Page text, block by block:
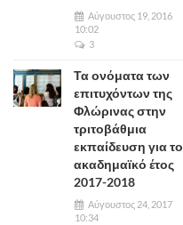
Αύγουστος 19, 2016
10:02
3
Τα ονόματα των
επιτυχόντων της
Φλώρινας στην
τριτοβάθμια
εκπαίδευση για το
ακαδημαϊκό έτος
2017-2018
Αύγουστος 24, 2017
10:34